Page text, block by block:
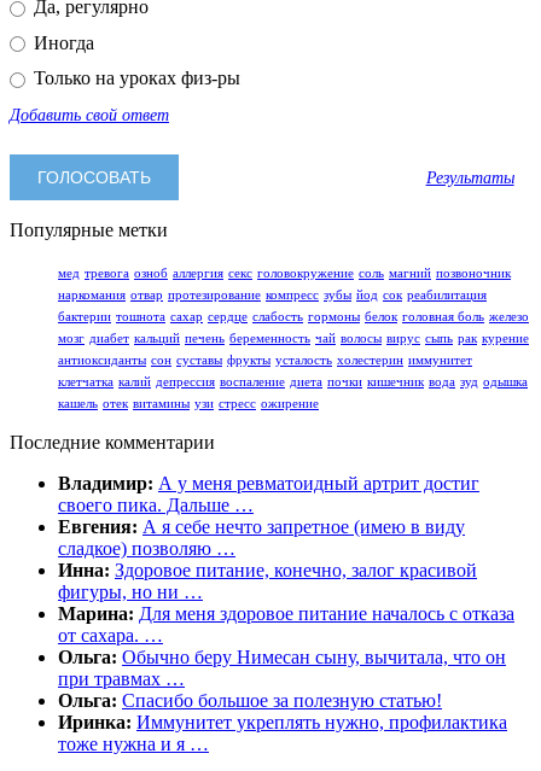
Да, регулярно
Иногда
Только на уроках физ-ры
Добавить свой ответ
Результаты
Популярные метки
мед тревога озноб аллергия секс головокружение соль магний позвоночник
наркомания отвар протезирование компресс зубы йод сок реабилитация
бактерии тошнота сахар сердце слабость гормоны белок головная боль железо
мозг диабет кальций печень беременность чай волосы вирус сыпь рак курение
антиоксиданты сон суставы фрукты усталость холестерин иммунитет
клетчатка калий депрессия воспаление диета почки кишечник вода зуд одышка
кашель отек витамины узи стресс ожирение
Последние комментарии
Владимир: А у меня ревматоидный артрит достиг
своего пика. Дальше …
Евгения: А я себе нечто запретное (имею в виду
сладкое) позволяю …
Инна: Здоровое питание, конечно, залог красивой
фигуры, но ни …
Марина: Для меня здоровое питание началось с отказа
от сахара. …
Ольга: Обычно беру Нимесан сыну, вычитала, что он
при травмах …
Ольга: Спасибо большое за полезную статью!
Иринка: Иммунитет укреплять нужно, профилактика
тоже нужна и я …